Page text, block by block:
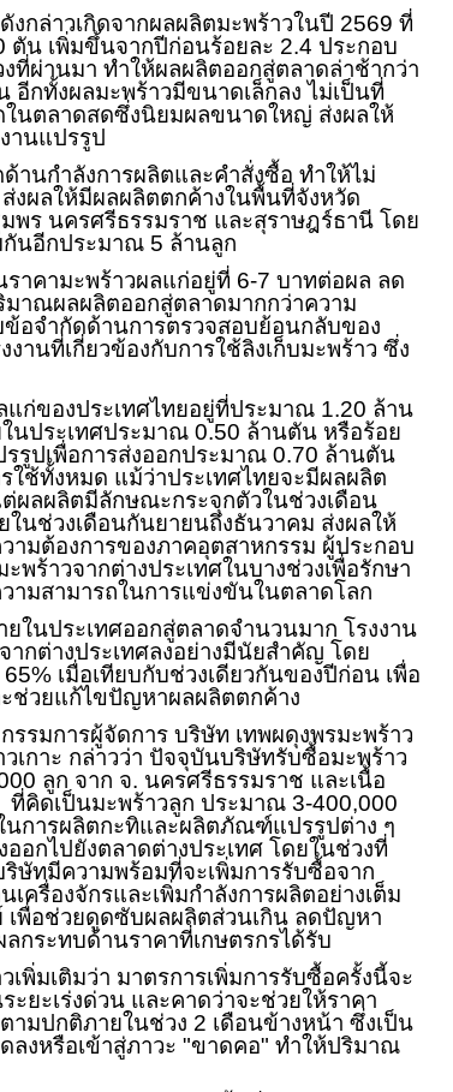
กล่าวเกิดจากผลผลิตมะพร้าวในปี 2569 ที่
น เพิ่มขึ้นจากปีก่อนร้อยละ 2.4 ประกอบ
ที่ผ่านมา ทำให้ผลผลิตออกสู่ตลาดล่าช้ากว่า
กทั้งผลมะพร้าวมีขนาดเล็กลง ไม่เป็นที่
ในตลาดสดซึ่งนิยมผลขนาดใหญ่ ส่งผลให้
านแปรรูป
านกำลังการผลิตและคำสั่งซื้อ ทำให้ไม่
งผลให้มีผลผลิตตกค้างในพื้นที่จังหวัด
พร นครศรีธรรมราช และสุราษฎร์ธานี โดย
นอีกประมาณ 5 ล้านลูก
าคามะพร้าวผลแก่อยู่ที่ 6-7 บาทต่อผล ลด
มาณผลผลิตออกสู่ตลาดมากกว่าความ
ข้อจำกัดด้านการตรวจสอบย้อนกลับของ
านที่เกี่ยวข้องกับการใช้ลิงเก็บมะพร้าว ซึ่ง
แก่ของประเทศไทยอยู่ที่ประมาณ 1.20 ล้าน
นประเทศประมาณ 0.50 ล้านตัน หรือร้อย
รูปเพื่อการส่งออกประมาณ 0.70 ล้านตัน
ใช้ทั้งหมด แม้ว่าประเทศไทยจะมีผลผลิต
ผลผลิตมีลักษณะกระจุกตัวในช่วงเดือน
นช่วงเดือนกันยายนถึงธันวาคม ส่งผลให้
ามต้องการของภาคอุตสาหกรรม ผู้ประกอบ
พร้าวจากต่างประเทศในบางช่วงเพื่อรักษา
ามสามารถในการแข่งขันในตลาดโลก
ในประเทศออกสู่ตลาดจำนวนมาก โรงงาน
ากต่างประเทศลงอย่างมีนัยสำคัญ โดย
เมื่อเทียบกับช่วงเดียวกันของปีก่อน เพื่อ
ช่วยแก้ไขปัญหาผลผลิตตกค้าง
รรมการผู้จัดการ บริษัท เทพผดุงพรมะพร้าว
เกาะ กล่าวว่า ปัจจุบันบริษัทรับซื้อมะพร้าว
ลูก จาก จ. นครศรีธรรมราช และเนื้อ
คิดเป็นมะพร้าวลูก ประมาณ 3-400,000
นการผลิตกะทิและผลิตภัณฑ์แปรรูปต่าง ๆ
อกไปยังตลาดต่างประเทศ โดยในช่วงที่
ษัทมีความพร้อมที่จะเพิ่มการรับซื้อจาก
เครื่องจักรและเพิ่มกำลังการผลิตอย่างเต็ม
เพื่อช่วยดูดซับผลผลิตส่วนเกิน ลดปัญหา
กระทบด้านราคาที่เกษตรกรได้รับ
พิ่มเติมว่า มาตรการเพิ่มการรับซื้อครั้งนี้จะ
ยะเร่งด่วน และคาดว่าจะช่วยให้ราคา
ามปกติภายในช่วง 2 เดือนข้างหน้า ซึ่งเป็น
ลงหรือเข้าสู่ภาวะ "ขาดคอ" ทำให้ปริมาณ